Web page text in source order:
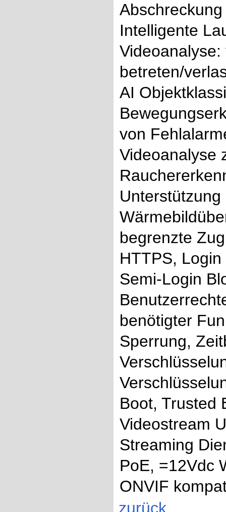
Intelligente
betreten/
AI
von
Videoanalyse
begrenzte
HTTPS,
Semi-Login
benötigter
Sperrung,
Boot, Trusted
Videostream
Streaming
PoE, =12Vdc
ONVIF
zurück